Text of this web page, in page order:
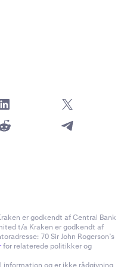
år (eksklusive
af den nominelle
– disse
hvilket betyder, at
basisvaluta
år (ekskl. vedligeholdelse)
vil resultere i et taker-gebyr.
er godkendt af Central Bank
t/a Kraken er godkendt af
70 Sir John Rogerson’s
for relaterede politikker og